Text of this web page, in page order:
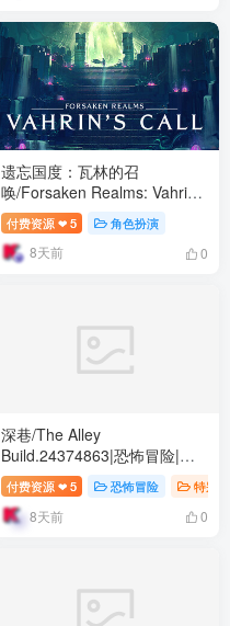
遗忘国度：瓦林的召
唤/Forsaken Realms: Vahrin’s
Call Build.24413366|角色扮
演|容量19.6GB|免安装绿色中
文版
付费资源 ❤ 5 角色扮演
8天前 0
深巷/The Alley
Build.24374863|恐怖冒险|容
量7.1GB|免安装绿色中文版
付费资源 ❤ 5 恐怖冒险 特别
8天前 0